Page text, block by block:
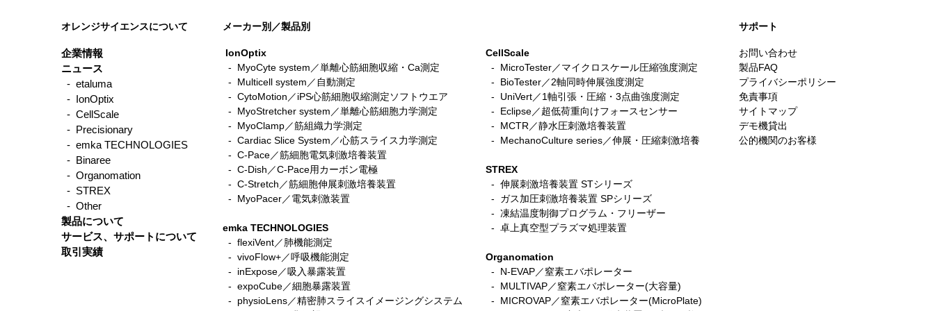
オレンジサイエンスについて メーカー別／製品別 ​サポート
企業情報
ニュース
- etaluma
- IonOptix
- CellScale
- Precisionary
- emka TECHNOLOGIES
- Binaree
- Organomation
- STREX
- Other
製品について
サービス、サポートについて
取引実績
IonOptix
- MyoCyte system／単離心筋細胞収縮・Ca測定
- Multicell system／自動測定
- CytoMotion／iPS心筋細胞収縮測定ソフトウエア
- MyoStretcher system／単離心筋細胞力学測定
- MyoClamp／筋組織力学測定
- Cardiac Slice System／心筋スライス力学測定
- C-Pace／筋細胞電気刺激培養装置
- C-Dish／C-Pace用カーボン電極
- C-Stretch／筋細胞伸展刺激培養装置
​ - MyoPacer／電気刺激装置
emka TECHNOLOGIES
- flexiVent／肺機能測定
- vivoFlow+／呼吸機能測定
- inExpose／吸入暴露装置
- expoCube／細胞暴露装置
- physioLens／精密肺スライスイメージングシステム
CellScale
- MicroTester／マイクロスケール圧縮強度測定
- BioTester／2軸同時伸展強度測定
- UniVert／1軸引張・圧縮・3点曲強度測定
- Eclipse／超低荷重向けフォースセンサー
- MCTR／静水圧刺激培養装置
- MechanoCulture series／伸展・圧縮刺激培養
STREX
- 伸展刺激培養装置 STシリーズ
- ガス加圧刺激培養装置 SPシリーズ
- 凍結温度制御プログラム・フリーザー
- 卓上真空型プラズマ処理装置
Organomation
- N-EVAP／窒素エバポレーター
- MULTIVAP／窒素エバポレーター(大容量)
- MICROVAP／窒素エバポレーター(MicroPlate)
お問い合わせ
製品FAQ
プライバシーポリシー
免責事項
サイトマップ
デモ機貸出
公的機関のお客様